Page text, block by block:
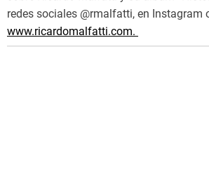
redes sociales @rmalfatti, en Instagram
www.ricardomalfatti.com.